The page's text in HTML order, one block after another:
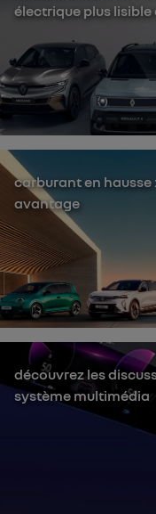
électrique plus
carburant en hausse
avantage
découvrez les
système multimédia